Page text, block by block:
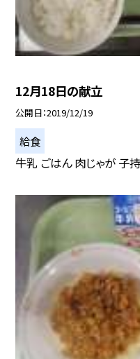
12月18日の献立
公開日 2019/12/19
給食
牛乳 ごはん 肉じゃが 子